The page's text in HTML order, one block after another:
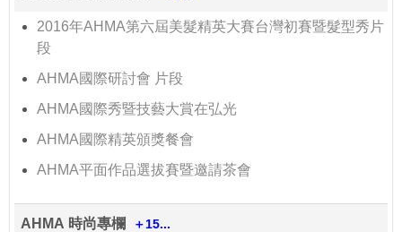
2016年AHMA第六屆美髮精英大賽台灣初賽暨髮型秀片
段
AHMA國際研討會 片段
AHMA國際秀暨技藝大賞在弘光
AHMA國際精英頒獎餐會
AHMA平面作品選拔賽暨邀請茶會
AHMA 時尚專欄 ＋15...